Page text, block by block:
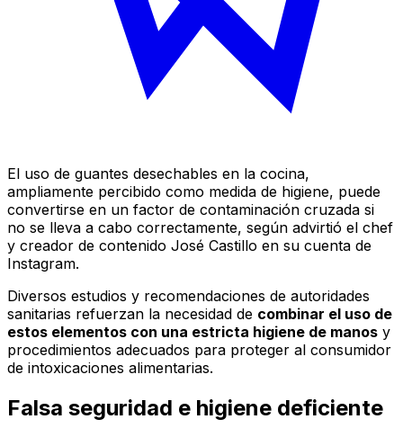
El uso de guantes desechables en la cocina,
ampliamente percibido como medida de higiene, puede
convertirse en un factor de contaminación cruzada si
no se lleva a cabo correctamente, según advirtió el chef
y creador de contenido José Castillo en su cuenta de
Instagram.
Diversos estudios y recomendaciones de autoridades
sanitarias refuerzan la necesidad de combinar el uso de
estos elementos con una estricta higiene de manos y
procedimientos adecuados para proteger al consumidor
de intoxicaciones alimentarias.
Falsa seguridad e higiene deficiente